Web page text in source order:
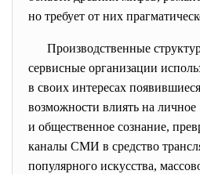
но требует от них
Производственные
сервисные организации
в своих интересах появившиеся
возможности влиять на личное
и общественное сознание,
каналы СМИ в средство
популярного искусства,